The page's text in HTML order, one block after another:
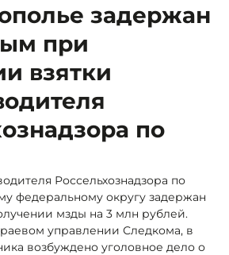
задержан
при
взятки
по
Россельхознадзора по
федеральному округу задержан
мзды на 3 млн рублей.
управлении Следкома, в
возбуждено уголовное дело о